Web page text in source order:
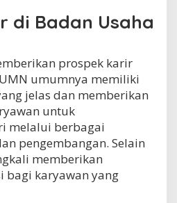
di Badan Usaha
prospek karir
umumnya memiliki
jelas dan memberikan
untuk
melalui berbagai
pengembangan. Selain
memberikan
bagi karyawan yang